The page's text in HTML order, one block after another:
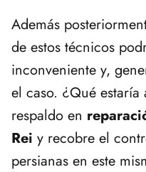
Además
de estos técnicos
inconveniente y,
el caso. ¿Qué
respaldo en
Rei y recobre el
persianas en este